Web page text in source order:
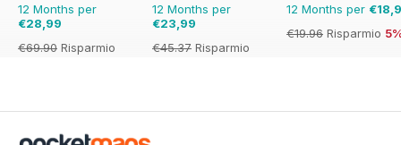
12 Months per
€28,99
€69.90 Risparmio
12 Months per
€23,99
€45.37 Risparmio
12 Months per
€19.96 Risparmio